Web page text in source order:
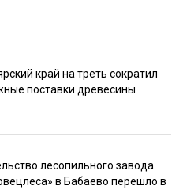
край на треть сократил
поставки древесины
лесопильного завода
в Бабаево перешло в